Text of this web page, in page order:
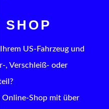
US-Fahrzeug und
, Verschleiß- oder
Online-Shop mit über